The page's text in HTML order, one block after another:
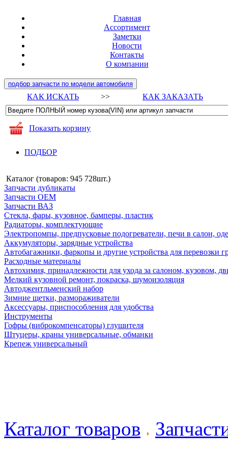
Главная
Ассортимент
Заметки
Новости
Контакты
О компании
подбор запчасти по модели автомобиля
КАК ИСКАТЬ >> КАК ЗАКАЗАТЬ
Показать корзину
ПОДБОР
Каталог (товаров: 945 728шт.)
Запчасти дубликаты
Запчасти ОЕМ
Запчасти ВАЗ
Стекла, фары, кузовное, бамперы, пластик
Радиаторы, комплектующие
Электропомпы, предпусковые подогреватели, печи в салон,
Аккумуляторы, зарядные устройства
Автобагажники, фаркопы и другие устройства для перевозки
Расходные материалы
Автохимия, принадлежности для ухода за салоном, кузовом,
Мелкий кузовной ремонт, покраска, шумоизоляция
Автоджентльменский набор
Зимние щетки, размораживатели
Аксессуары, приспособления для удобства
Инструменты
Гофры (виброкомпенсаторы) глушителя
Штуцеры, краны универсальные, обманки
Крепеж универсальный
Каталог товаров